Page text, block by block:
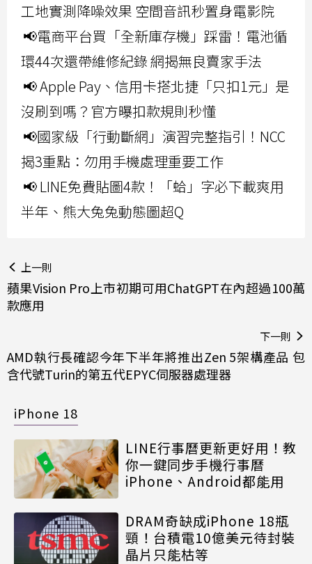
工地實測降噪效果 空間音訊秒置身電影院
📢電商平台買「全新庫存機」踩雷！電池循
環44次還帶維修紀錄 網揭無良賣家手法
📢 Apple Pay、信用卡搭北捷「只扣1元」是
沒刷到嗎？官方曝扣款規則秒懂
📢國家級「行動斷網」演習完整指引！NCC
揭3重點：勿用手機處理重要工作
📢 LINE免費貼圖4款！「蛤」字必下載爽用
半年、熊大兔兔動態圖超Q
上一則
蘋果Vision Pro上市初期可用ChatGPT在內超過100萬
款應用
下一則
AMD執行長確認今年下半年將推出Zen 5架構產品 包
含代號Turin的第五代EPYC伺服器處理器
iPhone 18
LINE行事曆更新更好用！教
你一鍵同步手機行事曆
iPhone、Android都能用
DRAM奇缺成iPhone 18瓶
頸！台積電10億美元待封裝
晶片只能枯等